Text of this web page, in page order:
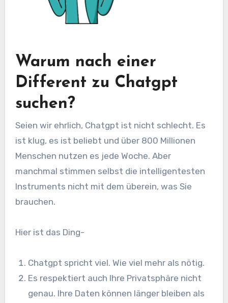
Warum nach einer
Different zu Chatgpt
suchen?
Seien wir ehrlich, Chatgpt ist nicht schlecht. Es
ist klug, es ist beliebt und über 800 Millionen
Menschen nutzen es jede Woche. Aber
manchmal stimmen selbst die intelligentesten
Instruments nicht mit dem überein, was Sie
brauchen.
Hier ist das Ding-
Chatgpt spricht viel. Wie viel mehr als nötig.
Es respektiert auch Ihre Privatsphäre nicht
genau. Ihre Daten können länger bleiben als